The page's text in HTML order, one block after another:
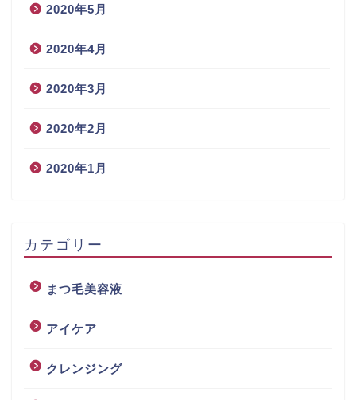
2020年5月
2020年4月
2020年3月
2020年2月
2020年1月
カテゴリー
まつ毛美容液
アイケア
クレンジング